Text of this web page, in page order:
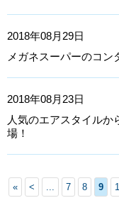
2018年08月29日
メガネスーパーのコ
2018年08月23日
人気のエアスタイルか
場！
« < ... 7 8 9